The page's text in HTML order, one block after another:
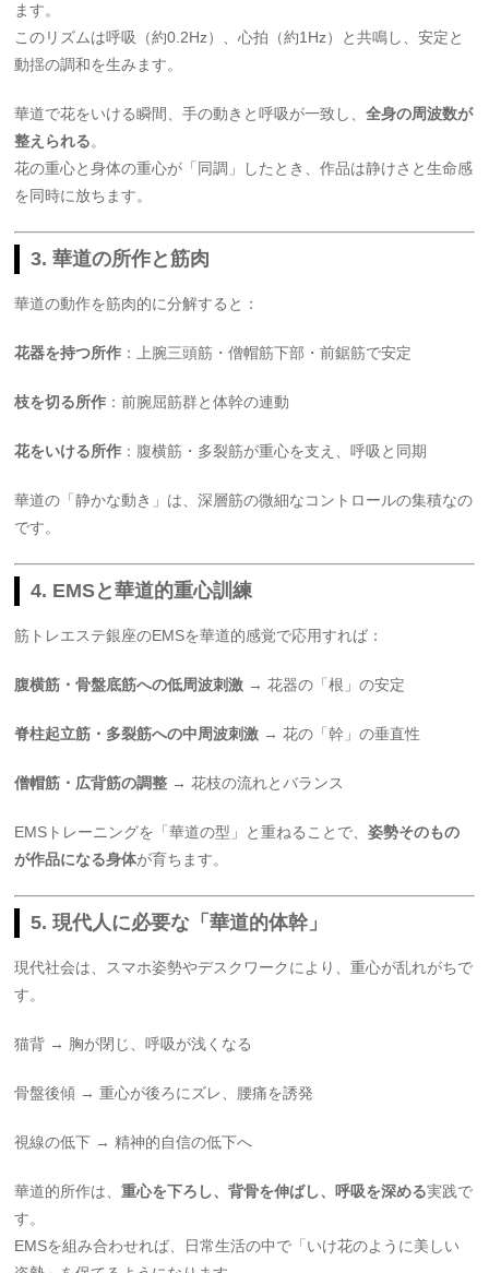
ます。
このリズムは呼吸（約0.2Hz）、心拍（約1Hz）と共鳴し、安定と
動揺の調和を生みます。
華道で花をいける瞬間、手の動きと呼吸が一致し、全身の周波数が
整えられる。
花の重心と身体の重心が「同調」したとき、作品は静けさと生命感
を同時に放ちます。
3. 華道の所作と筋肉
華道の動作を筋肉的に分解すると：
花器を持つ所作 ：上腕三頭筋・僧帽筋下部・前鋸筋で安定
枝を切る所作 ：前腕屈筋群と体幹の連動
花をいける所作 ：腹横筋・多裂筋が重心を支え、呼吸と同期
華道の「静かな動き」は、深層筋の微細なコントロールの集積なの
です。
4. EMSと華道的重心訓練
筋トレエステ銀座のEMSを華道的感覚で応用すれば：
腹横筋・骨盤底筋への低周波刺激 → 花器の「根」の安定
脊柱起立筋・多裂筋への中周波刺激 → 花の「幹」の垂直性
僧帽筋・広背筋の調整 → 花枝の流れとバランス
EMSトレーニングを「華道の型」と重ねることで、姿勢そのもの
が作品になる身体が育ちます。
5. 現代人に必要な「華道的体幹」
現代社会は、スマホ姿勢やデスクワークにより、重心が乱れがちで
す。
猫背 → 胸が閉じ、呼吸が浅くなる
骨盤後傾 → 重心が後ろにズレ、腰痛を誘発
視線の低下 → 精神的自信の低下へ
華道的所作は、重心を下ろし、背骨を伸ばし、呼吸を深める実践で
す。
EMSを組み合わせれば、日常生活の中で「いけ花のように美しい